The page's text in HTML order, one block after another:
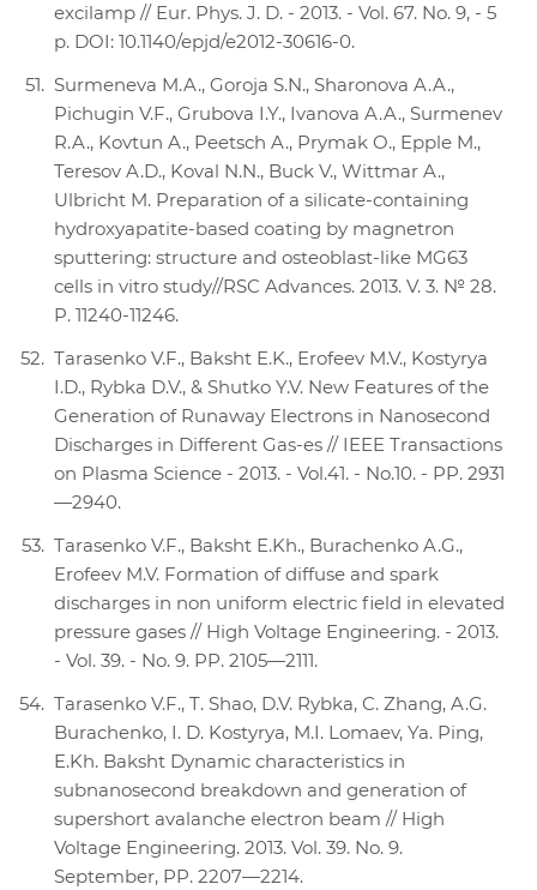
excilamp // Eur. Phys. J. D. - 2013. - Vol. 67. No. 9, - 5
p. DOI: 10.1140/epjd/e2012-30616-0.
Surmeneva M.A., Goroja S.N., Sharonova A.A.,
Pichugin V.F., Grubova I.Y., Ivanova A.A., Surmenev
R.A., Kovtun A., Peetsch A., Prymak O., Epple M.,
Teresov A.D., Koval N.N., Buck V., Wittmar A.,
Ulbricht M. Preparation of a silicate-containing
hydroxyapatite-based coating by magnetron
sputtering: structure and osteoblast-like MG63
cells in vitro study//RSC Advances. 2013. V. 3. № 28.
P. 11240-11246.
Tarasenko V.F., Baksht E.K., Erofeev M.V., Kostyrya
I.D., Rybka D.V., & Shutko Y.V. New Features of the
Generation of Runaway Electrons in Nanosecond
Discharges in Different Gas-es // IEEE Transactions
on Plasma Science - 2013. - Vol.41. - No.10. - PP. 2931
—2940.
Tarasenko V.F., Baksht E.Kh., Burachenko A.G.,
Erofeev M.V. Formation of diffuse and spark
discharges in non uniform electric field in elevated
pressure gases // High Voltage Engineering. - 2013.
- Vol. 39. - No. 9. PP. 2105—2111.
Tarasenko V.F., T. Shao, D.V. Rybka, C. Zhang, A.G.
Burachenko, I. D. Kostyrya, M.I. Lomaev, Ya. Ping,
E.Kh. Baksht Dynamic characteristics in
subnanosecond breakdown and generation of
supershort avalanche electron beam // High
Voltage Engineering. 2013. Vol. 39. No. 9.
September, PP. 2207—2214.